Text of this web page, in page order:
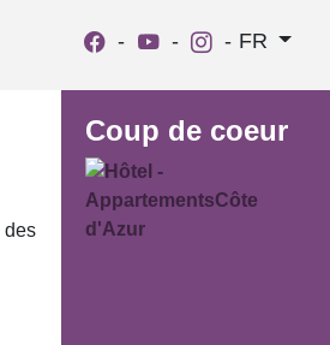
- - - FR
des
Coup de coeur